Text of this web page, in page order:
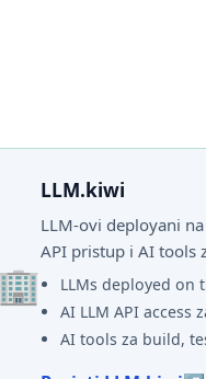
LLM.kiwi
LLM-ovi deployani
API pristup i AI tools
LLMs deployed on
AI LLM API access
AI tools za build,